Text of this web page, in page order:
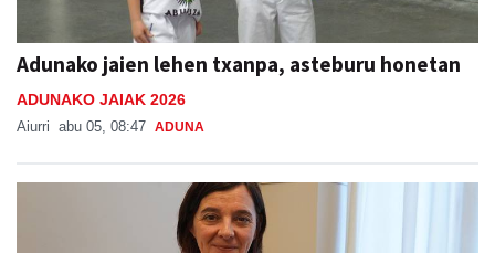
Adunako jaien lehen txanpa, asteburu honetan
ADUNAKO JAIAK 2026
Aiurri abu 05, 08:47 ADUNA